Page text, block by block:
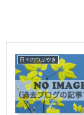
日々のつぶやき